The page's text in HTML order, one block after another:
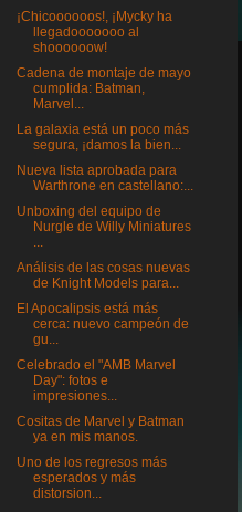
¡Chicoooooos!, ¡Mycky ha
llegadooooooo al
shoooooow!
Cadena de montaje de mayo
cumplida: Batman,
Marvel...
La galaxia está un poco más
segura, ¡damos la bien...
Nueva lista aprobada para
Warthrone en castellano:...
Unboxing del equipo de
Nurgle de Willy Miniatures
...
Análisis de las cosas nuevas
de Knight Models para...
El Apocalipsis está más
cerca: nuevo campeón de
gu...
Celebrado el "AMB Marvel
Day": fotos e
impresiones...
Cositas de Marvel y Batman
ya en mis manos.
Uno de los regresos más
esperados y más
distorsion...